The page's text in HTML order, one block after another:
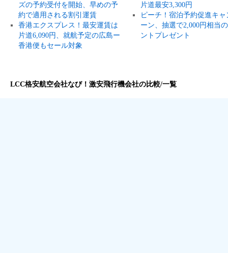
ズの予約受付を開始、早めの予
約で適用される割引運賃
香港エクスプレス！最安運賃は
片道6,090円、就航予定の広島ー
香港便もセール対象
片道最安3,300円
ピーチ！宿泊予約促進キャ
ーン、抽選で2,000円相当
ントプレゼント
LCC格安航空会社なび！激安飛行機会社の比較/一覧